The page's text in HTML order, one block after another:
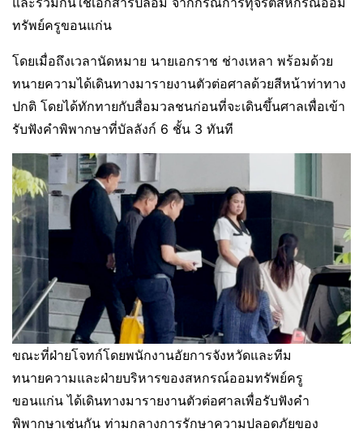
ทรัพย์ครูขอนแก่น
โดยเมื่อถึงเวลานัดหมาย นายเอกราช ช่างเหลา พร้อมด้วย
ทนายความได้เดินทางมารายงานตัวต่อศาลด้วยสีหน้าท่าทาง
ปกติ โดยได้ทักทายกับสื่อมวลชนก่อนที่จะเดินขึ้นศาลเพื่อเข้า
รับฟังคำพิพากษาที่บัลลังก์ 6 ชั้น 3 ทันที
ขณะที่ฝ่ายโจทก์โดยพนักงานอัยการจังหวัดและทีม
ทนายความและฝ่ายบริหารของสหกรณ์ออมทรัพย์ครู
ขอนแก่น ได้เดินทางมารายงานตัวต่อศาลเพื่อรับฟังคำ
พิพากษาเช่นกัน ท่ามกลางการรักษาความปลอดภัยของ